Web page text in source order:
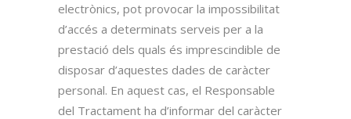
electrònics, pot provocar la impossibilitat
d’accés a determinats serveis per a la
prestació dels quals és imprescindible de
disposar d’aquestes dades de caràcter
personal. En aquest cas, el Responsable
del Tractament ha d’informar del caràcter